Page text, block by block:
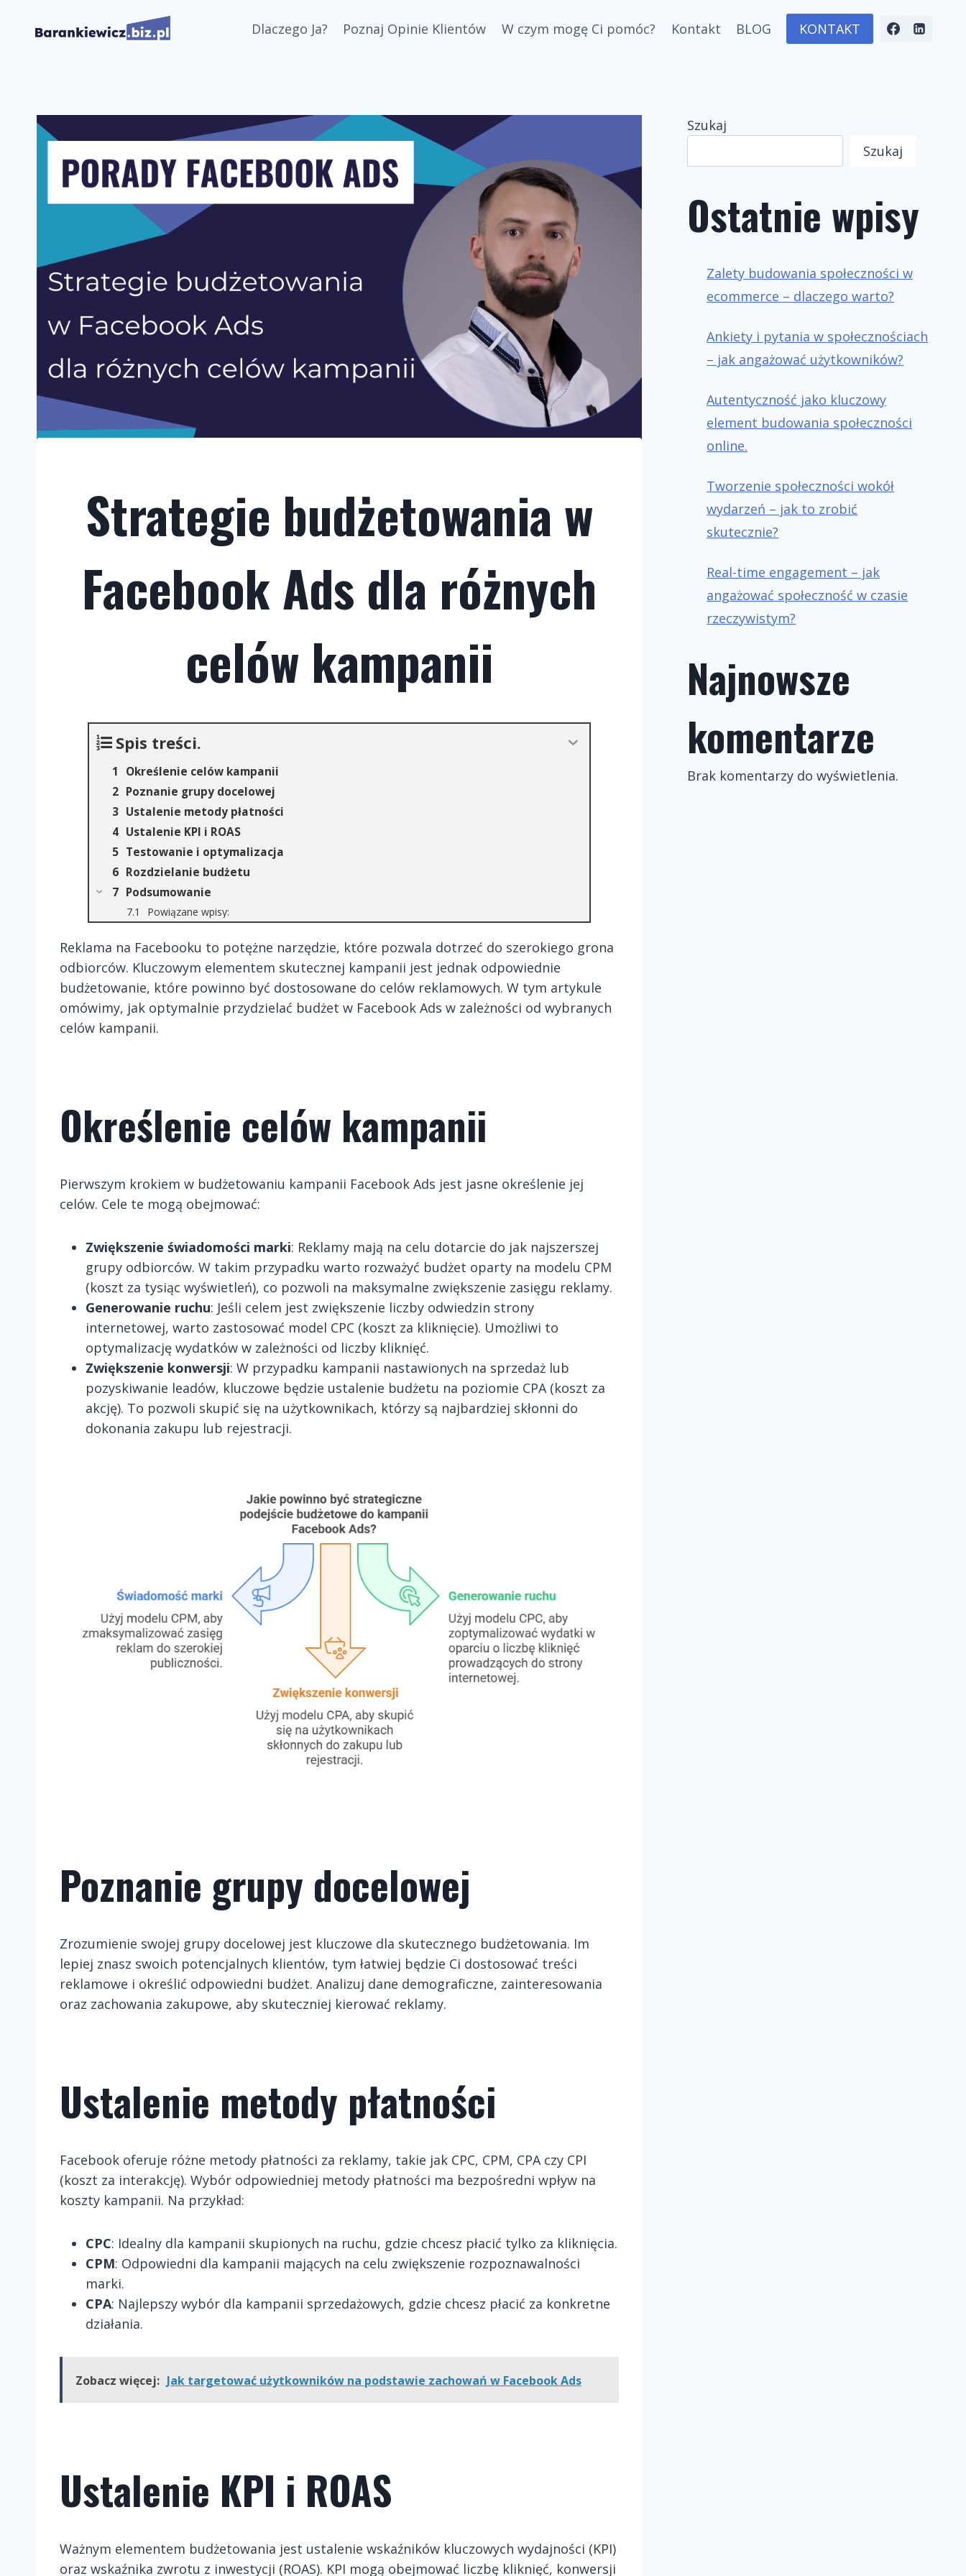
Dlaczego Ja? Poznaj Opinie Klientów W czym mogę Ci pomóc? Kontakt BLOG KONTAKT
Strategie budżetowania w
Facebook Ads dla różnych
celów kampanii
Spis treści.
Określenie celów kampanii
Poznanie grupy docelowej
Ustalenie metody płatności
Ustalenie KPI i ROAS
Testowanie i optymalizacja
Rozdzielanie budżetu
Podsumowanie
Powiązane wpisy:
Reklama na Facebooku to potężne narzędzie, które pozwala dotrzeć do szerokiego grona
odbiorców. Kluczowym elementem skutecznej kampanii jest jednak odpowiednie
budżetowanie, które powinno być dostosowane do celów reklamowych. W tym artykule
omówimy, jak optymalnie przydzielać budżet w Facebook Ads w zależności od wybranych
celów kampanii.
Określenie celów kampanii
Pierwszym krokiem w budżetowaniu kampanii Facebook Ads jest jasne określenie jej
celów. Cele te mogą obejmować:
Zwiększenie świadomości marki: Reklamy mają na celu dotarcie do jak najszerszej
grupy odbiorców. W takim przypadku warto rozważyć budżet oparty na modelu CPM
(koszt za tysiąc wyświetleń), co pozwoli na maksymalne zwiększenie zasięgu reklamy.
Generowanie ruchu: Jeśli celem jest zwiększenie liczby odwiedzin strony
internetowej, warto zastosować model CPC (koszt za kliknięcie). Umożliwi to
optymalizację wydatków w zależności od liczby kliknięć.
Zwiększenie konwersji: W przypadku kampanii nastawionych na sprzedaż lub
pozyskiwanie leadów, kluczowe będzie ustalenie budżetu na poziomie CPA (koszt za
akcję). To pozwoli skupić się na użytkownikach, którzy są najbardziej skłonni do
dokonania zakupu lub rejestracji.
Poznanie grupy docelowej
Zrozumienie swojej grupy docelowej jest kluczowe dla skutecznego budżetowania. Im
lepiej znasz swoich potencjalnych klientów, tym łatwiej będzie Ci dostosować treści
reklamowe i określić odpowiedni budżet. Analizuj dane demograficzne, zainteresowania
oraz zachowania zakupowe, aby skuteczniej kierować reklamy.
Ustalenie metody płatności
Facebook oferuje różne metody płatności za reklamy, takie jak CPC, CPM, CPA czy CPI
(koszt za interakcję). Wybór odpowiedniej metody płatności ma bezpośredni wpływ na
koszty kampanii. Na przykład:
CPC: Idealny dla kampanii skupionych na ruchu, gdzie chcesz płacić tylko za kliknięcia.
CPM: Odpowiedni dla kampanii mających na celu zwiększenie rozpoznawalności
marki.
CPA: Najlepszy wybór dla kampanii sprzedażowych, gdzie chcesz płacić za konkretne
działania.
Zobacz więcej: Jak targetować użytkowników na podstawie zachowań w Facebook Ads
Ustalenie KPI i ROAS
Ważnym elementem budżetowania jest ustalenie wskaźników kluczowych wydajności (KPI)
oraz wskaźnika zwrotu z inwestycji (ROAS). KPI mogą obejmować liczbę kliknięć, konwersji
Szukaj
Szukaj
Ostatnie wpisy
Zalety budowania społeczności w
ecommerce – dlaczego warto?
Ankiety i pytania w społecznościach
– jak angażować użytkowników?
Autentyczność jako kluczowy
element budowania społeczności
online.
Tworzenie społeczności wokół
wydarzeń – jak to zrobić
skutecznie?
Real-time engagement – jak
angażować społeczność w czasie
rzeczywistym?
Najnowsze
komentarze
Brak komentarzy do wyświetlenia.